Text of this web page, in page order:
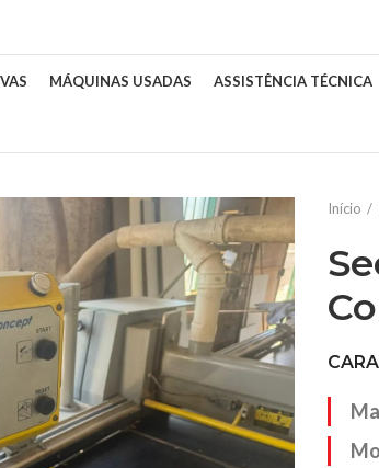
MÁQUINAS USADAS ASSISTÊNCIA TÉCNICA
Início